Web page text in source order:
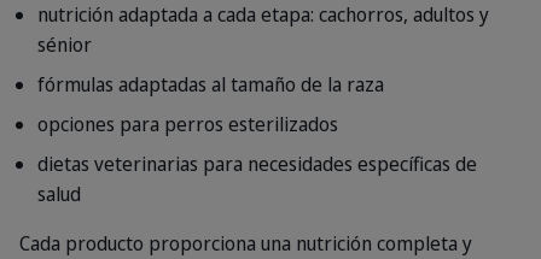
nutrición adaptada a cada etapa: cachorros, adultos y
sénior
fórmulas adaptadas al tamaño de la raza
opciones para perros esterilizados
dietas veterinarias para necesidades específicas de
salud
Cada producto proporciona una nutrición completa y